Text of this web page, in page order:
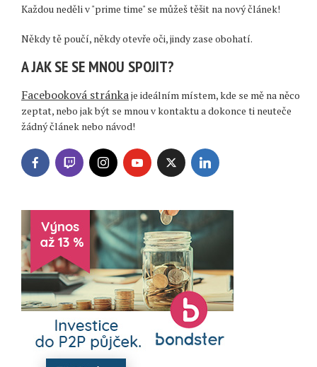
Každou neděli v "prime time" se můžeš těšit na nový článek!
Někdy tě poučí, někdy otevře oči, jindy zase obohatí.
A JAK SE SE MNOU SPOJIT?
Facebooková stránkaje ideálním místem, kde se mě na něco
zeptat, nebo jak být se mnou v kontaktu a dokonce ti neuteče
žádný článek nebo návod!